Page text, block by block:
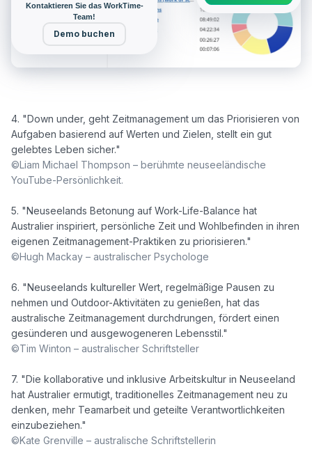
Kontaktieren Sie das WorkTime-
Team!
Demo buchen
4. "Down under, geht Zeitmanagement um das Priorisieren von
Aufgaben basierend auf Werten und Zielen, stellt ein gut
©Liam Michael Thompson – berühmte neuseeländische
YouTube-Persönlichkeit.
5. "Neuseelands Betonung auf Work-Life-Balance hat
Australier inspiriert, persönliche Zeit und Wohlbefinden in ihren
©Hugh Mackay – australischer Psychologe
6. "Neuseelands kultureller Wert, regelmäßige Pausen zu
nehmen und Outdoor-Aktivitäten zu genießen, hat das
australische Zeitmanagement durchdrungen, fördert einen
©Tim Winton – australischer Schriftsteller
7. "Die kollaborative und inklusive Arbeitskultur in Neuseeland
hat Australier ermutigt, traditionelles Zeitmanagement neu zu
denken, mehr Teamarbeit und geteilte Verantwortlichkeiten
©Kate Grenville – australische Schriftstellerin